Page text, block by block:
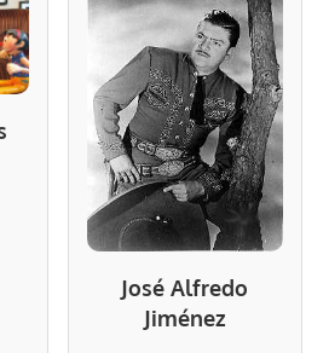
José Alfredo
Jiménez